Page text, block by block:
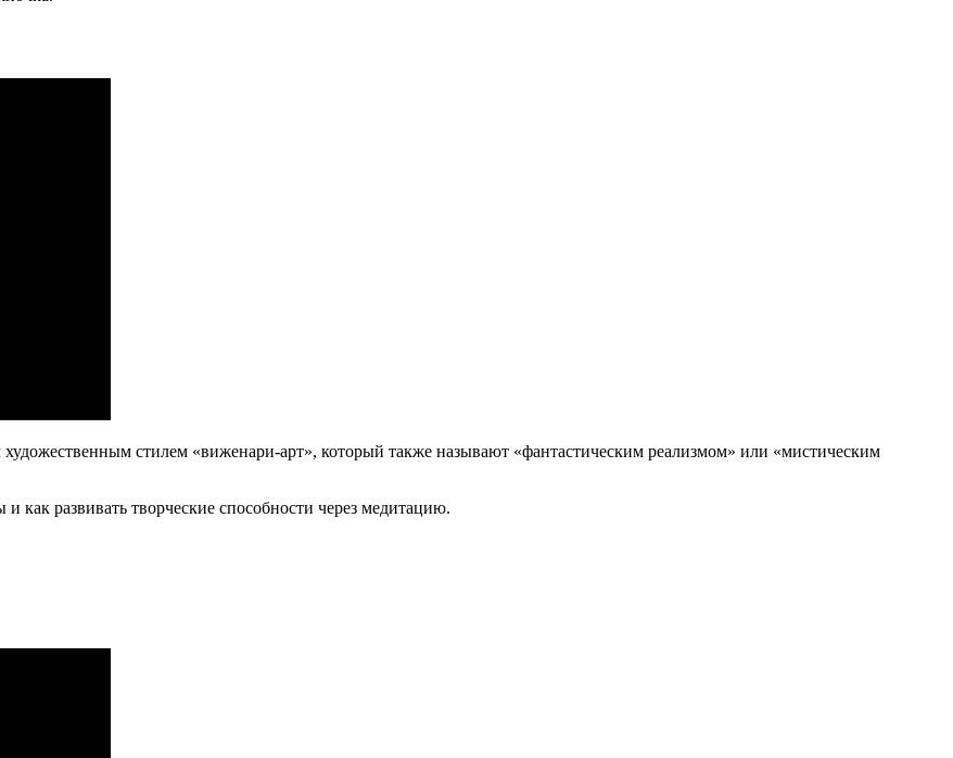
стилем «виженари-арт», который также называют «фантастическим реализмом» или «мистическим
как развивать творческие способности через медитацию.